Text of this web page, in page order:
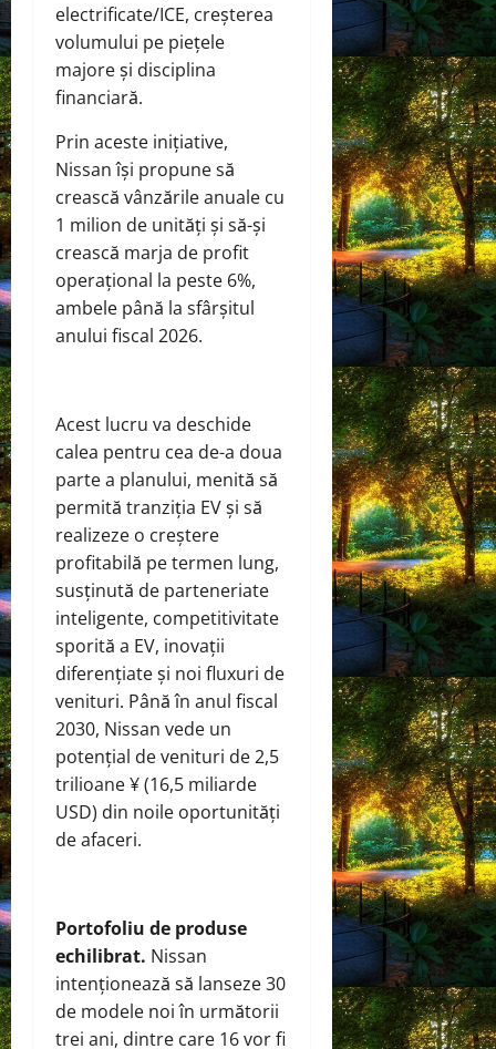
electrificate/ICE, creșterea
volumului pe piețele
majore și disciplina
financiară.
Prin aceste inițiative,
Nissan își propune să
crească vânzările anuale cu
1 milion de unități și să-și
crească marja de profit
operațional la peste 6%,
ambele până la sfârșitul
anului fiscal 2026.
Acest lucru va deschide
calea pentru cea de-a doua
parte a planului, menită să
permită tranziția EV și să
realizeze o creștere
profitabilă pe termen lung,
susținută de parteneriate
inteligente, competitivitate
sporită a EV, inovații
diferențiate și noi fluxuri de
venituri. Până în anul fiscal
2030, Nissan vede un
potențial de venituri de 2,5
trilioane ¥ (16,5 miliarde
USD) din noile oportunități
de afaceri.
Portofoliu de produse
echilibrat. Nissan
intenționează să lanseze 30
de modele noi în următorii
trei ani, dintre care 16 vor fi